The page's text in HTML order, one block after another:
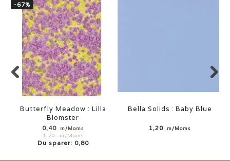
-67%
Butterfly Meadow : Lilla
Blomster
0,40 m/Moms
1,20m/Moms
Du sparer: 0,80
Bella Solids : Baby Blue
1,20 m/Moms